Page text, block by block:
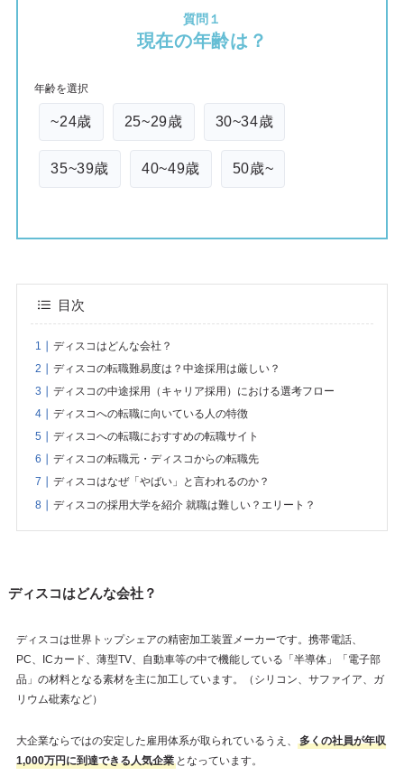
質問１
現在の年齢は？
年齢を選択
~24歳 25~29歳 30~34歳
35~39歳 40~49歳 50歳~
目次
ディスコはどんな会社？
ディスコの転職難易度は？中途採用は厳しい？
ディスコの中途採用（キャリア採用）における選考フロー
ディスコへの転職に向いている人の特徴
ディスコへの転職におすすめの転職サイト
ディスコの転職元・ディスコからの転職先
ディスコはなぜ「やばい」と言われるのか？
ディスコの採用大学を紹介 就職は難しい？エリート？
ディスコはどんな会社？
ディスコは世界トップシェアの精密加工装置メーカーです。携帯電話、
PC、ICカード、薄型TV、自動車等の中で機能している「半導体」「電子部
品」の材料となる素材を主に加工しています。（シリコン、サファイア、ガ
リウム砒素など）
大企業ならではの安定した雇用体系が取られているうえ、
多くの社員が年収
1,000万円に到達できる人気企業となっています。